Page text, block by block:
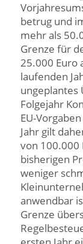
betrug und
mehr als
Grenze für
25.000 Euro
laufenden
ungeplantes
Folgejahr
EU-
Jahr gilt
von 100.000
bisherigen
weniger
anwendbar
Grenze